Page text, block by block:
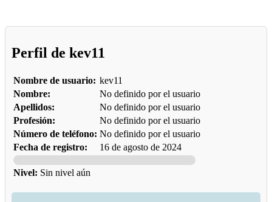
Perfil de kev11
Nombre de usuario: kev11
Nombre:
No definido por el usuario
Apellidos:
No definido por el usuario
Profesión:
No definido por el usuario
Número de teléfono: No definido por el usuario
Fecha de registro:
16 de agosto de 2024
Nivel: Sin nivel aún